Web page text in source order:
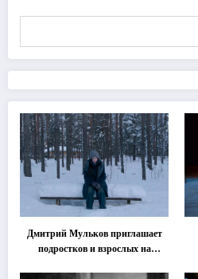
Дмитрий Мульков приглашает
подростков и взрослых на